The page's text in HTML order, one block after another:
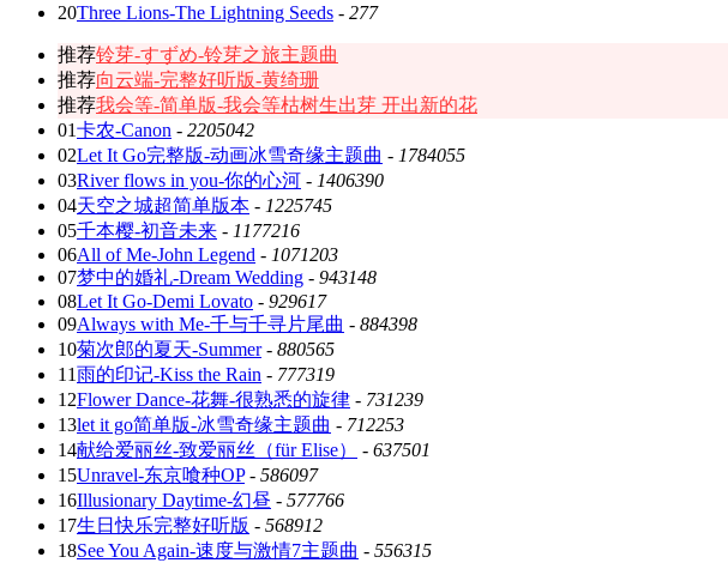
20Three Lions-The Lightning Seeds - 277
推荐铃芽-すずめ-铃芽之旅主题曲
推荐向云端-完整好听版-黄绮珊
推荐我会等-简单版-我会等枯树生出芽 开出新的花
01卡农-Canon - 2205042
02Let It Go完整版-动画冰雪奇缘主题曲 - 1784055
03River flows in you-你的心河 - 1406390
04天空之城超简单版本 - 1225745
05千本樱-初音未来 - 1177216
06All of Me-John Legend - 1071203
07梦中的婚礼-Dream Wedding - 943148
08Let It Go-Demi Lovato - 929617
09Always with Me-千与千寻片尾曲 - 884398
10菊次郎的夏天-Summer- 880565
11雨的印记-Kiss the Rain - 777319
12Flower Dance-花舞-很熟悉的旋律 - 731239
13let it go简单版-冰雪奇缘主题曲 - 712253
14献给爱丽丝-致爱丽丝（für Elise） - 637501
15Unravel-东京喰种OP- 586097
16Illusionary Daytime-幻昼 - 577766
17生日快乐完整好听版 - 568912
18See You Again-速度与激情7主题曲 - 556315